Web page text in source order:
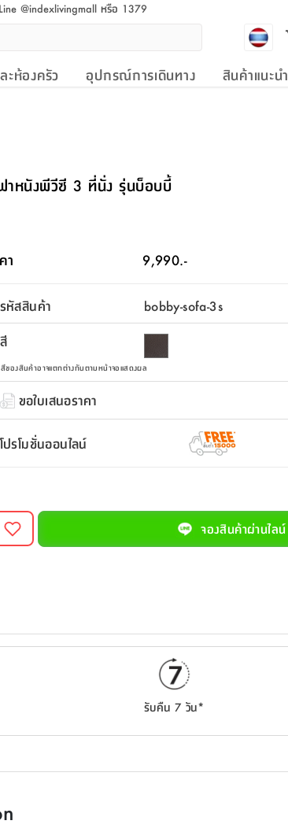
@indexlivingmall หรือ 1379
ะห้องครัว อุปกรณ์การเดินทาง สินค้าแนะนำ
าหนังพีวีซี 3 ที่นั่ง รุ่นบ็อบบี้
า 9,990.-
รหัสสินค้า
bobby-sofa-3s
สี
สีของสินค้าอาจแตกต่างกันตามหน้าจอแสดงผล
ขอใบเสนอราคา
โปรโมชั่นออนไลน์
จองสินค้าผ่านไลน์
รับคืน 7 วัน*